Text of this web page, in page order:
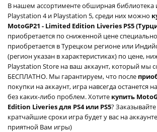
В нашем ассортименте обширная библиотека
Playstation 4 и Playstation 5, среди них можно
MotoGP21 - Limited Edition Liveries PS5
приобретается по сниженной цене
приобретается в Турецком регионе или
(регион указан в характеристиках) по цене,
Playstation Store на ваш аккаунт, который мы
БЕСПЛАТНО. Мы гарантируем, что после
покупки на аккаунт, игра навсегда останется
без каких-либо проблем. Хотите купить
Edition Liveries для PS4 или PS5?
кратчайшие сроки игра будет у вас на
приятной Вам игры)